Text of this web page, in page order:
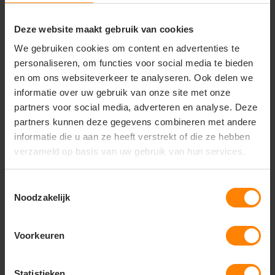
Deze website maakt gebruik van cookies
We gebruiken cookies om content en advertenties te
personaliseren, om functies voor social media te bieden
en om ons websiteverkeer te analyseren. Ook delen we
informatie over uw gebruik van onze site met onze
partners voor social media, adverteren en analyse. Deze
partners kunnen deze gegevens combineren met andere
informatie die u aan ze heeft verstrekt of die ze hebben
verzameld op basis van uw gebruik van hun services.
Noodzakelijk
Voorkeuren
een mooi afgewerkte halslijn
damespasvorm (Ladies fit) voor een elegant silhouet
Duurzaamheid:Hoogwaardige afwerking van de
naden voor een lange levensduur en vormbehoud
Afwerking:Gladde textuur die een optimaal
resultaat garandeert bij bedrukken en borduren
Vragen? Neem contact
klantenservice